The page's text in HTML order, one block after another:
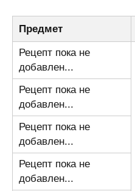
Предмет
Рецепт пока не
добавлен...
Рецепт пока не
добавлен...
Рецепт пока не
добавлен...
Рецепт пока не
добавлен...